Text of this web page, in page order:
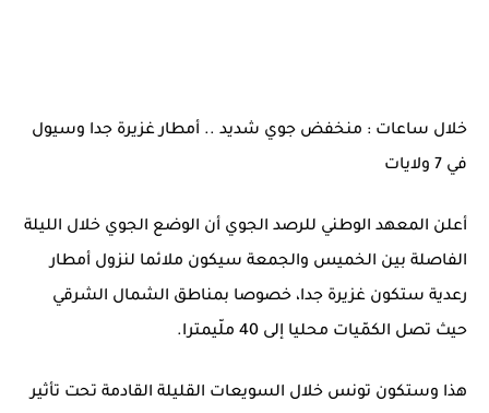
خلال ساعات : منخفض جوي شديد .. أمطار غزيرة جدا وسيول
في 7 ولايات
أعلن المعهد الوطني للرصد الجوي أن الوضع الجوي خلال الليلة
الفاصلة بين الخميس والجمعة سيكون ملائما لنزول أمطار
رعدية ستكون غزيرة جدا، خصوصا بمناطق الشمال الشرقي
حيث تصل الكمّيات محليا إلى 40 ملّيمترا.
هذا وستكون تونس خلال السويعات القليلة القادمة تحت تأثير